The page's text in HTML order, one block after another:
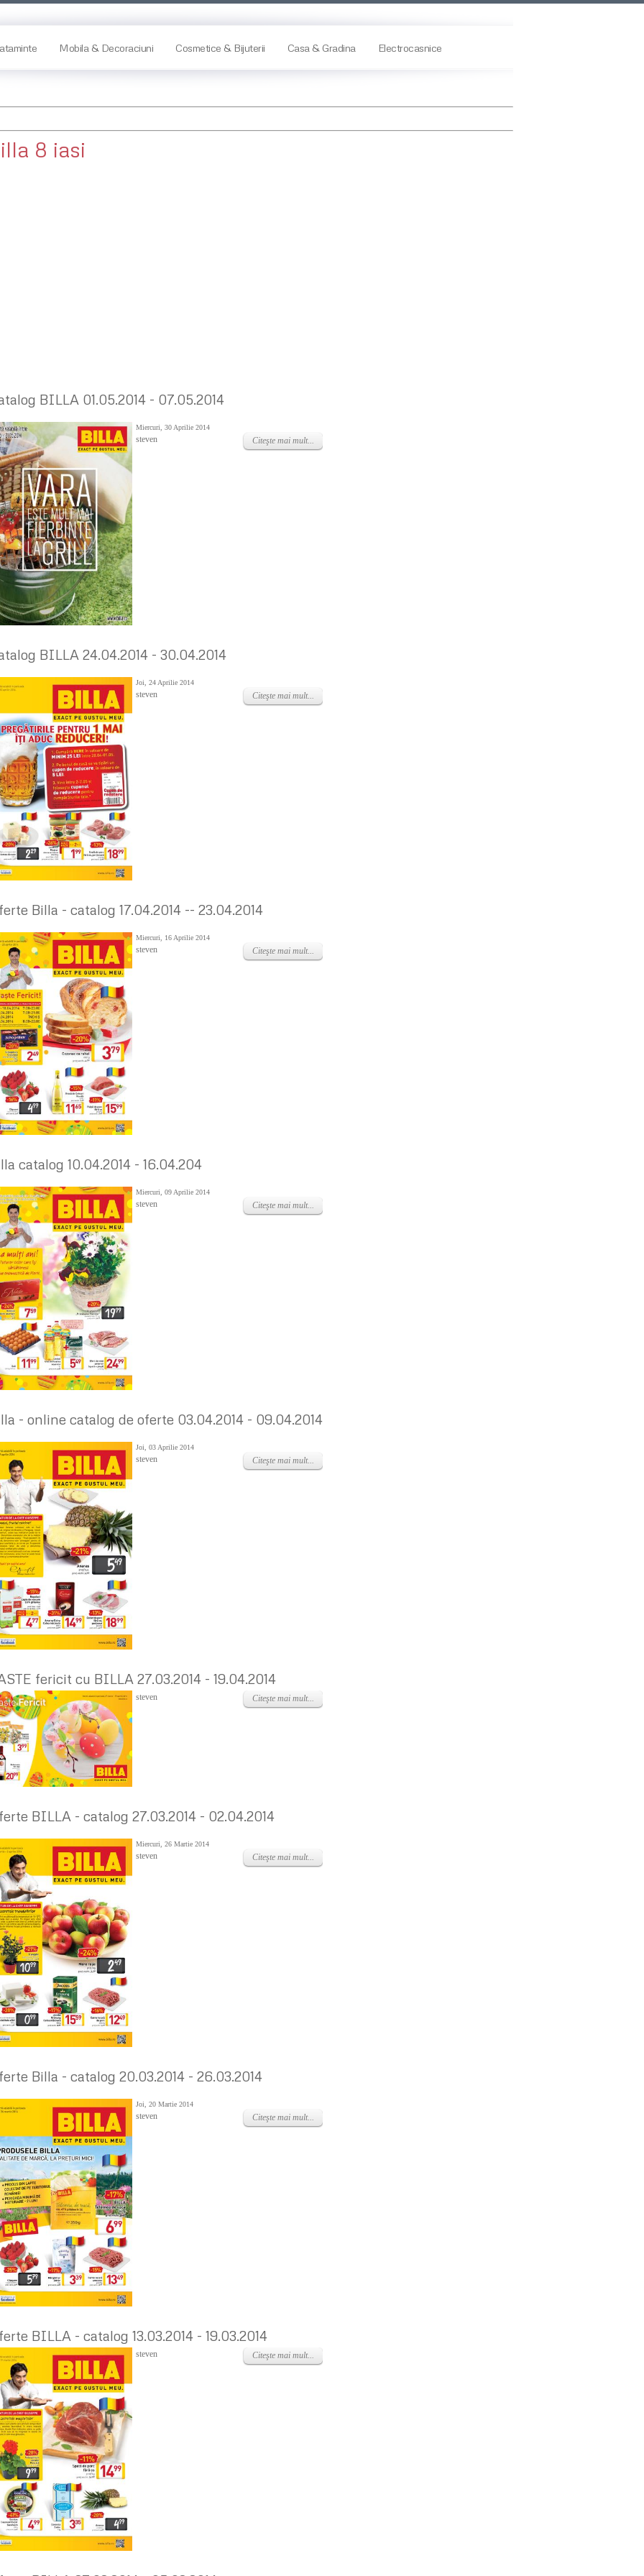
Mobila & Decoraciuni Cosmetice & Bijuterii Casa & Gradina Electrocasnice
8 iasi
BILLA 01.05.2014 - 07.05.2014
Miercuri, 30 Aprilie 2014
steven Citeşte mai mult...
BILLA 24.04.2014 - 30.04.2014
Joi, 24 Aprilie 2014
steven Citeşte mai mult...
Billa - catalog 17.04.2014 -- 23.04.2014
Miercuri, 16 Aprilie 2014
steven Citeşte mai mult...
catalog 10.04.2014 - 16.04.204
Miercuri, 09 Aprilie 2014
steven Citeşte mai mult...
- online catalog de oferte 03.04.2014 - 09.04.2014
Joi, 03 Aprilie 2014
steven Citeşte mai mult...
fericit cu BILLA 27.03.2014 - 19.04.2014
Miercuri, 02 Aprilie 2014
steven Citeşte mai mult...
BILLA - catalog 27.03.2014 - 02.04.2014
Miercuri, 26 Martie 2014
steven Citeşte mai mult...
Billa - catalog 20.03.2014 - 26.03.2014
Joi, 20 Martie 2014
steven Citeşte mai mult...
BILLA - catalog 13.03.2014 - 19.03.2014
Miercuri, 12 Martie 2014
steven Citeşte mai mult...